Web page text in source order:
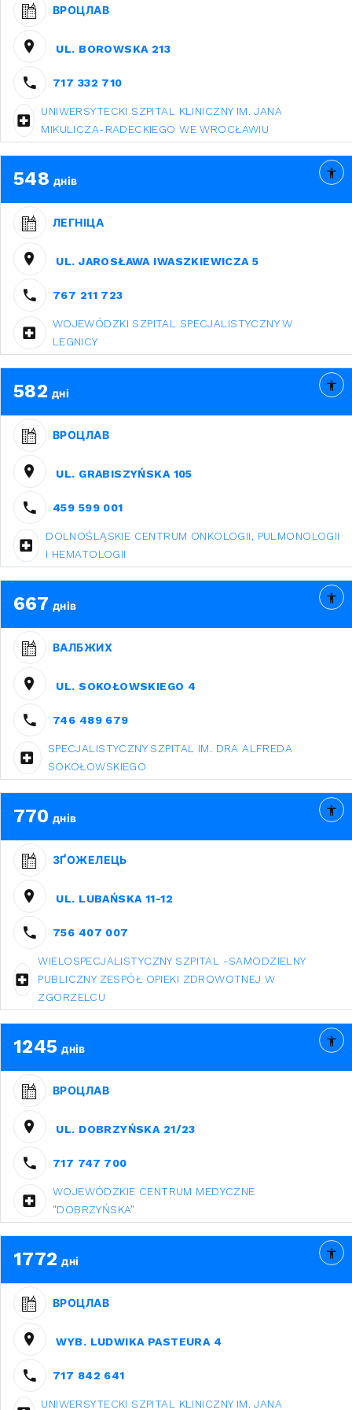
ВРОЦЛАВ
UL. BOROWSKA 213
717 332 710
UNIWERSYTECKI SZPITAL KLINICZNY IM. JANA
MIKULICZA-RADECKIEGO WE WROCŁAWIU
548 днів
ЛЕГНІЦА
UL. JAROSŁAWA IWASZKIEWICZA 5
767 211 723
WOJEWÓDZKI SZPITAL SPECJALISTYCZNY W
LEGNICY
582 дні
ВРОЦЛАВ
UL. GRABISZYŃSKA 105
459 599 001
DOLNOŚLĄSKIE CENTRUM ONKOLOGII, PULMONOLOGII
I HEMATOLOGII
667 днів
ВАЛБЖИХ
UL. SOKOŁOWSKIEGO 4
746 489 679
SPECJALISTYCZNY SZPITAL IM. DRA ALFREDA
SOKOŁOWSKIEGO
770 днів
ЗҐОЖЕЛЕЦЬ
UL. LUBAŃSKA 11-12
756 407 007
WIELOSPECJALISTYCZNY SZPITAL -SAMODZIELNY
PUBLICZNY ZESPÓŁ OPIEKI ZDROWOTNEJ W
ZGORZELCU
1245 днів
ВРОЦЛАВ
UL. DOBRZYŃSKA 21/23
717 747 700
WOJEWÓDZKIE CENTRUM MEDYCZNE
"DOBRZYŃSKA"
1772 дні
ВРОЦЛАВ
WYB. LUDWIKA PASTEURA 4
717 842 641
UNIWERSYTECKI SZPITAL KLINICZNY IM. JANA